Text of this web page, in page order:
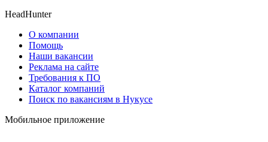
HeadHunter
О компании
Помощь
Наши вакансии
Реклама на сайте
Требования к ПО
Каталог компаний
Поиск по вакансиям в Нукусе
Мобильное приложение